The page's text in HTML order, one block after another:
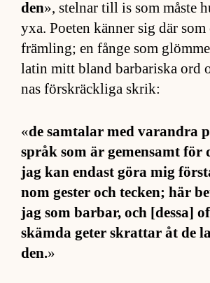
den», stel­nar till is som måste
yxa. Po­e­ten kän­ner sig där
främ­ling; en fånge som
la­tin mitt bland bar­ba­riska ord
nas för­skräck­liga skrik:
«de sam­ta­lar med var­andra
språk som är ge­men­samt för
jag kan en­dast göra mig
nom ges­ter och teck­en; här
jag som bar­bar, och [des­sa]
skämda ge­ter skrat­tar åt de
den.»